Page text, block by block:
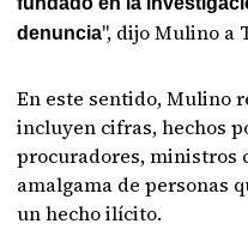
denuncia", dijo Mulino a
En este sentido, Mulino
incluyen cifras, hechos
procuradores, ministros
amalgama de personas
un hecho ilícito.